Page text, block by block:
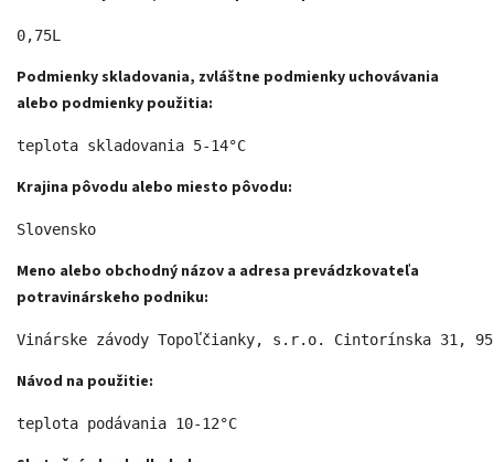
0,75L
Podmienky skladovania, zvláštne podmienky uchovávania
alebo podmienky použitia:
teplota skladovania 5-14°C
Krajina pôvodu alebo miesto pôvodu:
Slovensko
Meno alebo obchodný názov a adresa prevádzkovateľa
potravinárskeho podniku:
Vinárske závody Topoľčianky, s.r.o. Cintorínska 31,
Návod na použitie:
teplota podávania 10-12°C